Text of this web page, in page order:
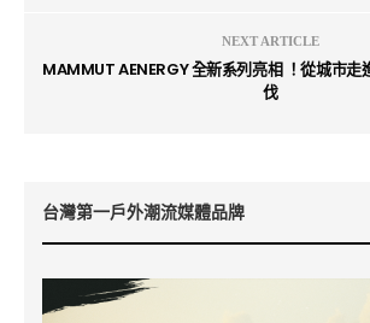
NEXT ARTICLE
MAMMUT AENERGY 全新系列亮相 ！從城市走
伐
台灣第一戶外潮流媒體品牌